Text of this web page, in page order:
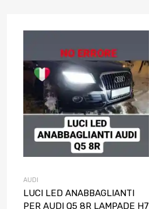
AUDI
LUCI LED ANABBAGLIANTI
PER AUDI Q5 8R LAMPADE H7